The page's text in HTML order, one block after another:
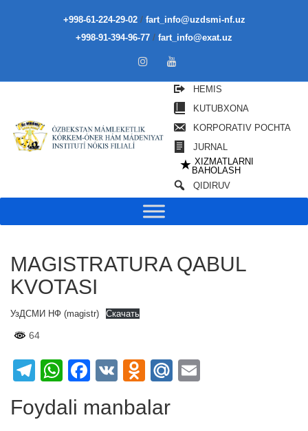
+998-61-224-29-02/ fart_info@uzdsmi-nf.uz
+998-91-394-96-77 / fart_info@exat.uz
HEMIS
KUTUBXONA
KORPORATIV POCHTA
JURNAL
★ XIZMATLARNI
BAHOLASH
QIDIRUV
MAGISTRATURA QABUL
KVOTASI
УзДСМИ НФ (magistr) Скачать
64
Telegram
WhatsApp
Facebook
VK Odnoklassniki
Mail.Ru
Foydali manbalar